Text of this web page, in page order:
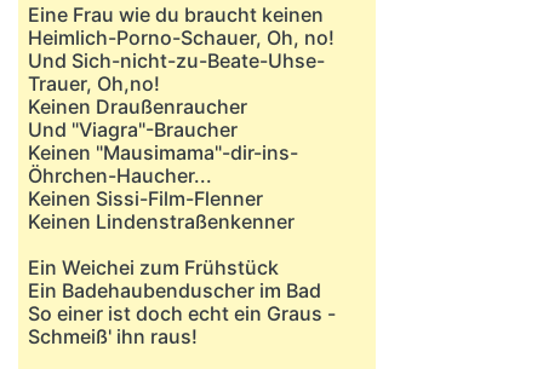
Eine Frau wie du braucht keinen
Heimlich-Porno-Schauer, Oh, no!
Und Sich-nicht-zu-Beate-Uhse-
Trauer, Oh,no!
Keinen Draußenraucher
Und "Viagra"-Braucher
Keinen "Mausimama"-dir-ins-
Öhrchen-Haucher...
Keinen Sissi-Film-Flenner
Keinen Lindenstraßenkenner
Ein Weichei zum Frühstück
Ein Badehaubenduscher im Bad
So einer ist doch echt ein Graus -
Schmeiß' ihn raus!